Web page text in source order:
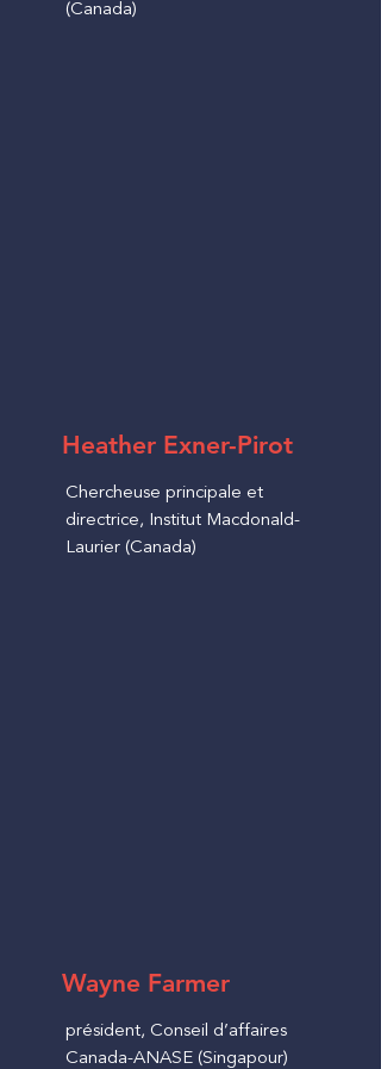
(Canada)
Heather Exner-Pirot
Chercheuse principale et
directrice, Institut Macdonald-
Laurier (Canada)
Wayne Farmer
président, Conseil d’affaires
Canada-ANASE (Singapour)